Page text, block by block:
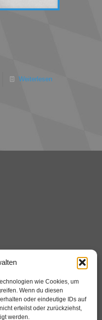
wie Cookies, um
Wenn du diesen
oder eindeutige IDs auf
erteilst oder zurückziehst,
werden.
Weiterlesen